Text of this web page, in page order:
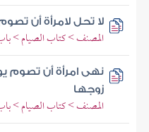
لا تحل لامرأة أن
المصنف > كتاب الصيام >
نهى امرأة أن تصوم
زوجها
المصنف > كتاب الصيام >